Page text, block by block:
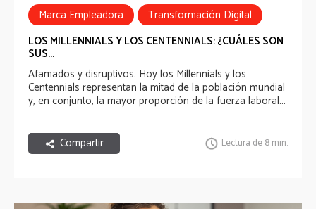
Marca Empleadora
Transformación Digital
LOS MILLENNIALS Y LOS CENTENNIALS: ¿CUÁLES SON
SUS...
Afamados y disruptivos. Hoy los Millennials y los
Centennials representan la mitad de la población mundial
y, en conjunto, la mayor proporción de la fuerza laboral...
Compartir Lectura de 8 min.